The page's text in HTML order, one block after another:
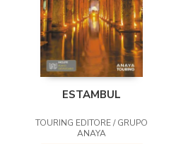
ESTAMBUL
TOURING EDITORE / GRUPO
ANAYA